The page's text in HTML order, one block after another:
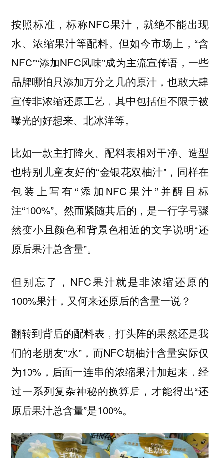
按照标准，标称NFC果汁，就绝不能出现
水、浓缩果汁等配料。但如今市场上，“含
NFC”“添加NFC风味”成为主流宣传语，一些
品牌哪怕只添加万分之几的原汁，也敢大肆
宣传非浓缩还原工艺，其中包括但不限于被
曝光的好想来、北冰洋等。
比如一款主打降火、配料表相对干净、造型
也特别儿童友好的“金银花双柚汁”，同样在
包装上写有“添加NFC果汁”并醒目标
注“100%”。然而紧随其后的，是一行字号骤
然变小且颜色和背景色相近的文字说明“还
原后果汁总含量”。
但别忘了，NFC果汁就是非浓缩还原的
100%果汁，又何来还原后的含量一说？
翻转到背后的配料表，打头阵的果然还是我
们的老朋友“水”，而NFC胡柚汁含量实际仅
为10%，后面一连串的浓缩果汁加起来，经
过一系列复杂神秘的换算后，才能得出“还
原后果汁总含量”是100%。